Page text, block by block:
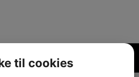
til cookies